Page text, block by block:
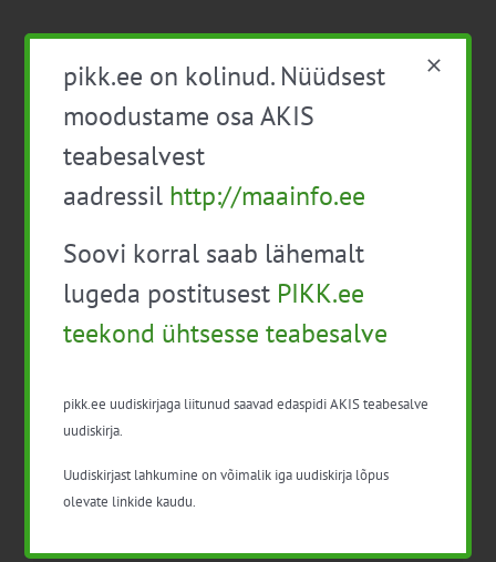
Detailid
Kuupäev:
14:00 - 18:00
Hind:
Sündmus kategooriad:
Loomakasvatus
Sündmus sildid:
pikk.ee on kolinud. Nüüdsest
moodustame osa AKIS
teabesalvest
aadressil http://maainfo.ee
Soovi korral saab lähemalt
lugeda postitusest PIKK.ee
teekond ühtsesse teabesalve
pikk.ee uudiskirjaga liitunud saavad edaspidi AKIS teabesalve
uudiskirja.
Uudiskirjast lahkumine on võimalik iga uudiskirja lõpus
olevate linkide kaudu.